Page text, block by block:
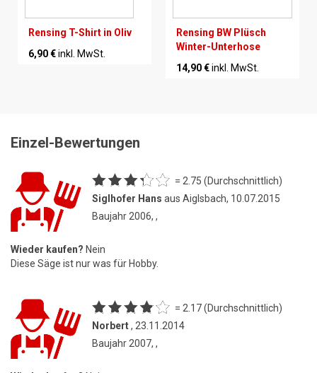
Rensing T-Shirt in Oliv
6,90 €inkl. MwSt.
Rensing BW Plüsch
Winter-Unterhose
14,90 €inkl. MwSt.
Einzel-Bewertungen
= 2.75 (Durchschnittlich)
Siglhofer Hans aus Aiglsbach, 10.07.2015
Baujahr 2006, ,
Wieder kaufen? Nein
Diese Säge ist nur was für Hobby.
= 2.17 (Durchschnittlich)
Norbert, 23.11.2014
Baujahr 2007, ,